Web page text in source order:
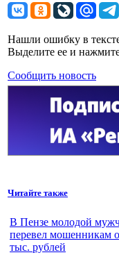
Нашли ошибку в
Выделите ее и
Сообщить новость
Читайте также
В Пензе молодой
перевел мошенникам
тыс. рублей